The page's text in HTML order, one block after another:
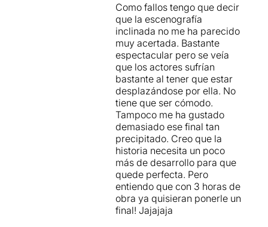
seva inclinació que en
alguns moments arriba fins
al 33%.
El vestuari deGabriela
Salaverri, la caracterització
deNoemí Jiménez, la
il·luminació d'Ignasi
Camprodóni el so deJordi
Bonetfa que, amb la
interpretació, el text, la
direcció i la posada en
escena,augurem, sense
por a equivocar-nos, que
JUSTÍCIA serà un dels
grans èxits teatrals de la
temporada.
Como fallos tengo que decir
que la escenografía
inclinada no me ha parecido
muy acertada. Bastante
espectacular pero se veía
que los actores sufrían
bastante al tener que estar
desplazándose por ella. No
tiene que ser cómodo.
Tampoco me ha gustado
demasiado ese final tan
precipitado. Creo que la
historia necesita un poco
más de desarrollo para que
quede perfecta. Pero
entiendo que con 3 horas de
obra ya quisieran ponerle un
final! Jajajaja